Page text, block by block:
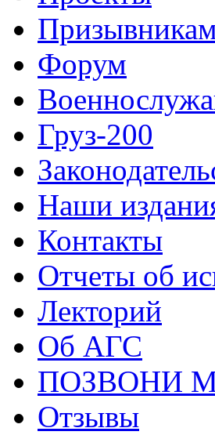
Форум
Груз-200
Наши
Контакты
Отчеты об
Лекторий
Об АГС
ПОЗВОНИ
Отзывы